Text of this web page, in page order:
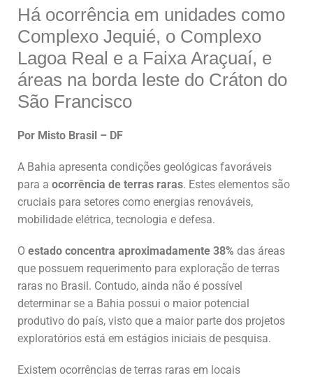
Há ocorrência em unidades como
Complexo Jequié, o Complexo
Lagoa Real e a Faixa Araçuaí, e
áreas na borda leste do Cráton do
São Francisco
Por Misto Brasil – DF
A Bahia apresenta condições geológicas favoráveis
para a ocorrência de terras raras. Estes elementos são
cruciais para setores como energias renováveis,
mobilidade elétrica, tecnologia e defesa.
O estado concentra aproximadamente 38% das áreas
que possuem requerimento para exploração de terras
raras no Brasil. Contudo, ainda não é possível
determinar se a Bahia possui o maior potencial
produtivo do país, visto que a maior parte dos projetos
exploratórios está em estágios iniciais de pesquisa.
Existem ocorrências de terras raras em locais